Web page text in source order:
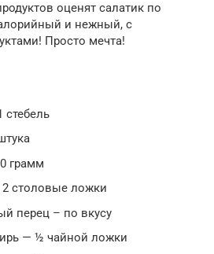
оценят салатик по
и нежный, с
Просто мечта!
стебель
грамм
столовые ложки
перец – по вкусу
— ½ чайной ложки